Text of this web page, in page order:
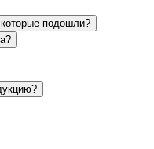
подошли?